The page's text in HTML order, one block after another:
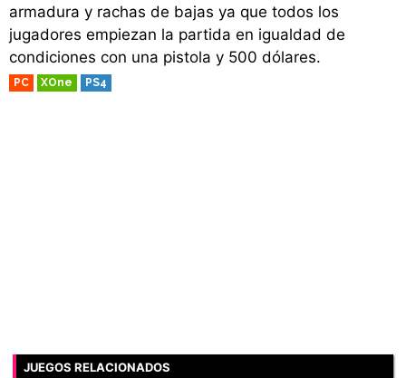
armadura y rachas de bajas ya que todos los
jugadores empiezan la partida en igualdad de
condiciones con una pistola y 500 dólares.
PC XOne PS4
JUEGOS RELACIONADOS